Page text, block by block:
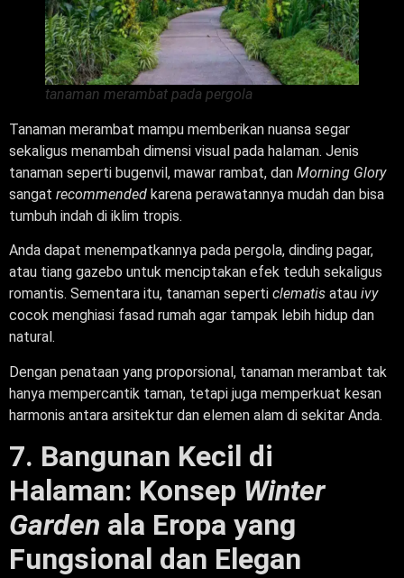
tanaman merambat pada pergola
Tanaman merambat mampu memberikan nuansa segar
sekaligus menambah dimensi visual pada halaman. Jenis
tanaman seperti bugenvil, mawar rambat, dan Morning Glory
sangat recommended karena perawatannya mudah dan bisa
tumbuh indah di iklim tropis.
Anda dapat menempatkannya pada pergola, dinding pagar,
atau tiang gazebo untuk menciptakan efek teduh sekaligus
romantis. Sementara itu, tanaman seperti clematis atau ivy
cocok menghiasi fasad rumah agar tampak lebih hidup dan
natural.
Dengan penataan yang proporsional, tanaman merambat tak
hanya mempercantik taman, tetapi juga memperkuat kesan
harmonis antara arsitektur dan elemen alam di sekitar Anda.
7. Bangunan Kecil di
Halaman: Konsep Winter
Garden ala Eropa yang
Fungsional dan Elegan